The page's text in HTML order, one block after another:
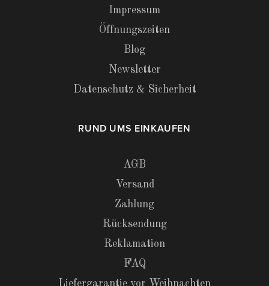
Impressum
Öffnungszeiten
Blog
Newsletter
Datenschutz & Sicherheit
RUND UMS EINKAUFEN
AGB
Versand
Zahlung
Rücksendung
Reklamation
FAQ
Liefergarantie vor Weihnachten